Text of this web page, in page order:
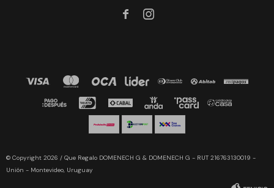
 
© Copyright 2026 / Que Regalo DOMENECH G & DOMENECH G - RUT 216763130019 -
Unión - Montevideo, Uruguay